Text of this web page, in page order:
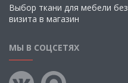
Выбор ткани для мебели без
визита в магазин
МЫ В СОЦСЕТЯХ